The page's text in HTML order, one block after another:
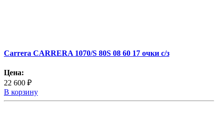
Carrera CARRERA 1070/S 80S 08 60 17 очки с/з
Цена:
22 600 ₽
В корзину